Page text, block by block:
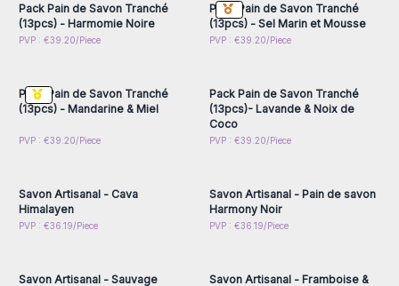
Pack Pain de Savon Tranché
(13pcs) - Harmomie Noire
PVP : €39.20/Piece
Pack Pain de Savon Tranché
(13pcs) - Sel Marin et Mousse
PVP : €39.20/Piece
Connectez-vous ou
Pack Pain de Savon Tranché
(13pcs) - Mandarine & Miel
PVP : €39.20/Piece
Connectez-vous ou
Pack Pain de Savon Tranché
(13pcs)- Lavande & Noix de
Coco
PVP : €39.20/Piece
Connectez-vous ou
Savon Artisanal - Cava
Himalayen
PVP : €36.19/Piece
Connectez-vous ou
Savon Artisanal - Pain de savon
Harmony Noir
PVP : €36.19/Piece
Connectez-vous ou
Savon Artisanal - Sauvage
Connectez-vous ou
Savon Artisanal - Framboise &